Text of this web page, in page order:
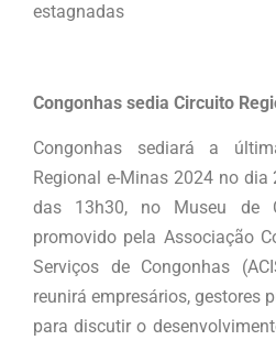
estagnadas
Congonhas sedia Circuito
Congonhas sediará a
Regional e-Minas 2024 no
das 13h30, no Museu de
promovido pela Associação
Serviços de Congonhas
reunirá empresários, gestores
para discutir o